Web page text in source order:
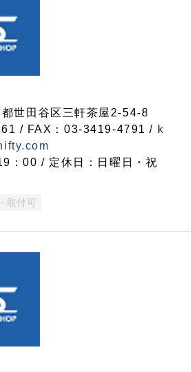
世田谷区三軒茶屋2-54-8
/ FAX：03-3419-4791 / k
：00 / 定休日：日曜日・祝
取付可